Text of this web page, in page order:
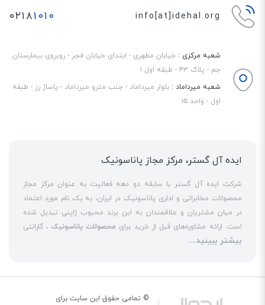
info[at]idehal.org ۰۲۱۸۱۰۱۰
شعبه مرکزی : خیابان مطهری - ابتدای خیابان فجر - روبروی بیمارستان
جم - پلاک ۴۳ - طبقه اول ۱
شعبه میرداماد : بلوار میرداماد - جنب مترو میرداماد - پاساژ رز - طبقه
اول - واحد ۱۵
ایده آل گستر، مرکز مجاز پاناسونیک
شرکت ایده آل گستر با سابقه دو دهه فعالیت به عنوان مرکز مجاز
محصولات مخابراتی و اداری پاناسونیک در ایران، به یک نام مورد اعتماد
در میان مشتریان و علاقمندان به این برند محبوب ژاپنی تبدیل شده
است. ارائه مشاوره‌های قبل از خرید برایمحصولات پاناسونیک، گارانتی
18 ماهه معتبر و شرکتی برای کلیه محصولات عرضه شده و تعهد کامل
انواع مراکز
سانترال است. این مهم با اتکا به تکنسین‌های فنی و مجرب
بیشتر ببینید...
© تمامی حقوق این سایت برای